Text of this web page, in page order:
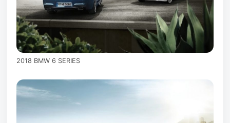
2018 BMW 6 SERIES